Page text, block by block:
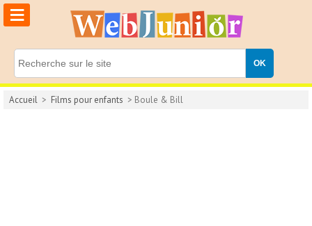
≡
Accueil > Films pour enfants > Boule & Bill